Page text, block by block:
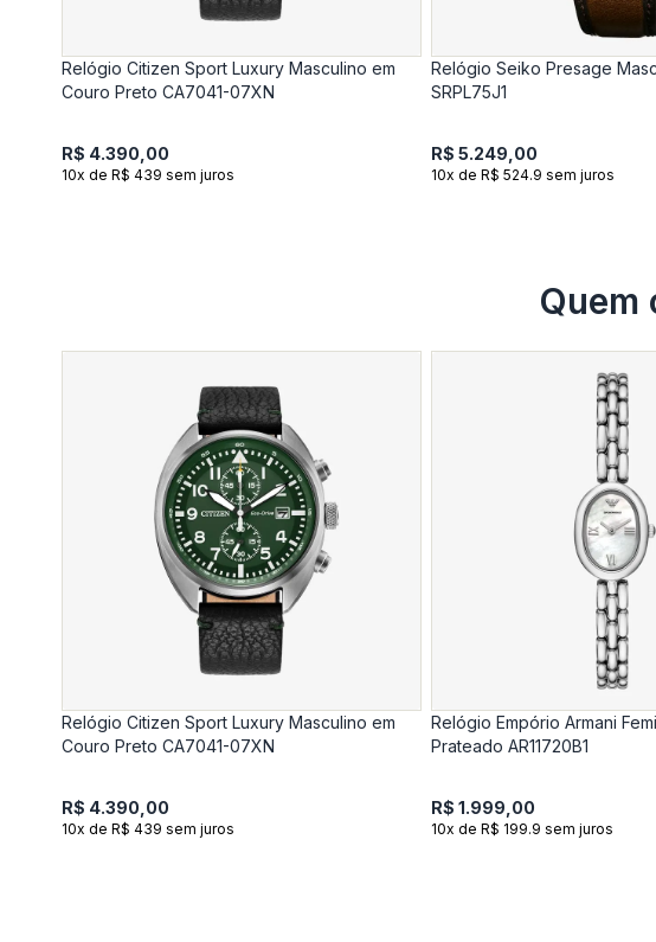
Relógio Citizen Sport Luxury Masculino em
Couro Preto CA7041-07XN
R$ 4.390,00
10x de R$ 439 sem juros
Relógio Seiko Presage
SRPL75J1
R$ 5.249,00
10x de R$ 524.9 sem juros
Quem
Relógio Citizen Sport Luxury Masculino em
Couro Preto CA7041-07XN
R$ 4.390,00
10x de R$ 439 sem juros
Relógio Empório Armani
Prateado AR11720B1
R$ 1.999,00
10x de R$ 199.9 sem juros